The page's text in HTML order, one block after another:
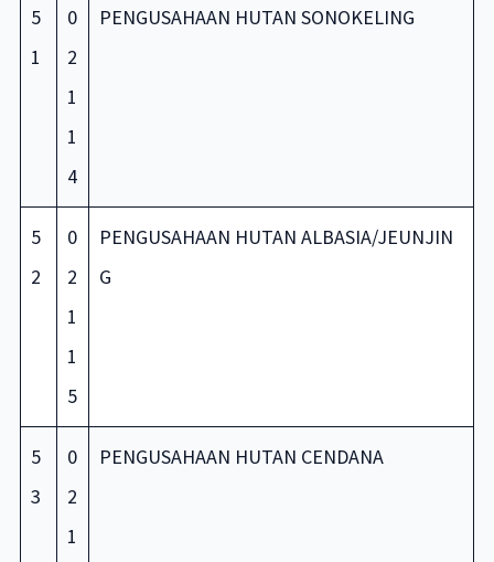
5
1
0
2
1
1
4
PENGUSAHAAN HUTAN SONOKELING
5
2
0
2
1
1
5
PENGUSAHAAN HUTAN ALBASIA/JEUNJIN
G
5
3
0
2
1
PENGUSAHAAN HUTAN CENDANA